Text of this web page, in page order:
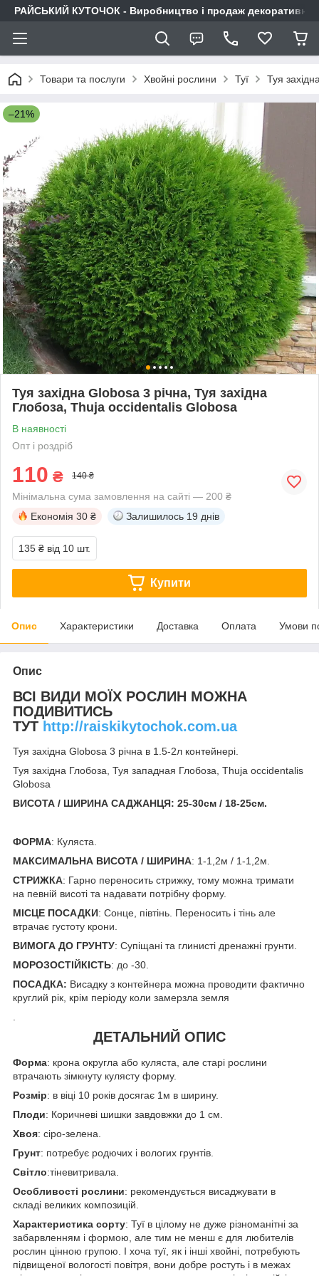
РАЙСЬКИЙ КУТОЧОК - Виробництво і продаж декоративних
Товари та послуги Хвойні рослини Туї Туя
–21%
Туя західна Globosa 3 річна, Туя західна
Глобоза, Thuja occidentalis Globosa
В наявності
Опт і роздріб
110 ₴ 140 ₴
Мінімальна сума замовлення на сайті — 200 ₴
Економія 30 ₴ Залишилось 19 днів
135 ₴ від 10 шт.
Купити
Опис Характеристики Доставка Оплата Умови
Опис
ВСІ ВИДИ МОЇХ РОСЛИН МОЖНА
ПОДИВИТИСЬ
ТУТ http://raiskikytochok.com.ua
Туя західна Globosa 3 річна в 1.5-2л контейнері.
Туя західна Глобоза, Туя западная Глобоза, Thuja occidentalis
Globosa
ВИСОТА / ШИРИНА САДЖАНЦЯ: 25-30см / 18-25см.
ФОРМА: Куляста.
МАКСИМАЛЬНА ВИСОТА / ШИРИНА: 1-1,2м / 1-1,2м.
СТРИЖКА: Гарно переносить стрижку, тому можна тримати
на певній висоті та надавати потрібну форму.
МІСЦЕ ПОСАДКИ: Сонце, півтінь. Переносить і тінь але
втрачає густоту крони.
ВИМОГА ДО ГРУНТУ: Супіщані та глинисті дренажні грунти.
МОРОЗОСТІЙКІСТЬ: до -30.
ПОСАДКА: Висадку з контейнера можна проводити фактично
круглий рік, крім періоду коли замерзла земля
.
ДЕТАЛЬНИЙ ОПИС
Форма: крона округла або куляста, але старі рослини
втрачають зімкнуту кулясту форму.
Розмір: в віці 10 років досягає 1м в ширину.
Плоди: Коричневі шишки завдовжки до 1 см.
Хвоя: сіро-зелена.
Грунт: потребує родючих і вологих грунтів.
Світло:тіневитривала.
Особливості рослини: рекомендується висаджувати в
складі великих композицій.
Характеристика сорту: Туї в цілому не дуже різноманітні за
забарвленням і формою, але тим не менш є для любителів
рослин цінною групою. І хоча туї, як і інші хвойні, потребують
підвищеної вологості повітря, вони добре ростуть і в межах